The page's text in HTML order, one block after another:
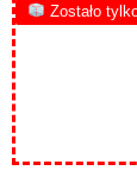
Zostało